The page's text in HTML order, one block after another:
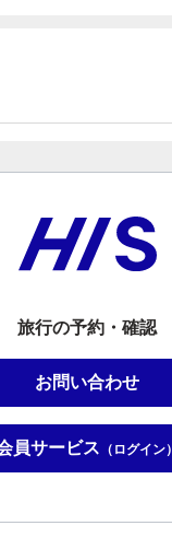
旅行の予約・確認
お問い合わせ
員サービス （ログイン）